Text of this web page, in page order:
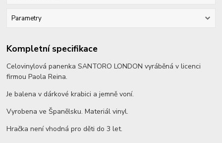
Parametry
Kompletní specifikace
Celovinylová panenka SANTORO LONDON vyráběná v licenci
firmou Paola Reina.
Je balena v dárkové krabici a jemně voní.
Vyrobena ve Španělsku. Materiál vinyl.
Hračka není vhodná pro děti do 3 let.